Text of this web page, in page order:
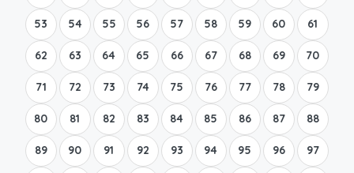
53 54 55 56 57 58 59 60 61
62 63 64 65 66 67 68 69 70
71 72 73 74 75 76 77 78 79
80 81 82 83 84 85 86 87 88
89 90 91 92 93 94 95 96 97